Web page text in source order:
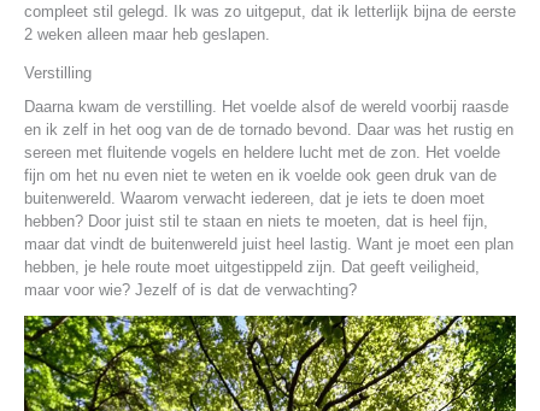
compleet stil gelegd. Ik was zo uitgeput, dat ik letterlijk bijna de eerste
2 weken alleen maar heb geslapen.
Verstilling
Daarna kwam de verstilling. Het voelde alsof de wereld voorbij raasde
en ik zelf in het oog van de de tornado bevond. Daar was het rustig en
sereen met fluitende vogels en heldere lucht met de zon. Het voelde
fijn om het nu even niet te weten en ik voelde ook geen druk van de
buitenwereld. Waarom verwacht iedereen, dat je iets te doen moet
hebben? Door juist stil te staan en niets te moeten, dat is heel fijn,
maar dat vindt de buitenwereld juist heel lastig. Want je moet een plan
hebben, je hele route moet uitgestippeld zijn. Dat geeft veiligheid,
maar voor wie? Jezelf of is dat de verwachting?